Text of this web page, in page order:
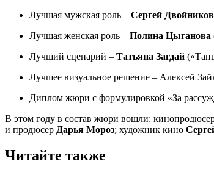
Лучшая мужская роль – Сергей Двойников
Лучшая женская роль – Полина Цыганова
Лучший сценарий – Татьяна Загдай
Лучшее визуальное решение – Алексей
Диплом жюри с формулировкой «За
В этом году в состав жюри вошли:
и продюсер Дарья Мороз; художник кино
Читайте также